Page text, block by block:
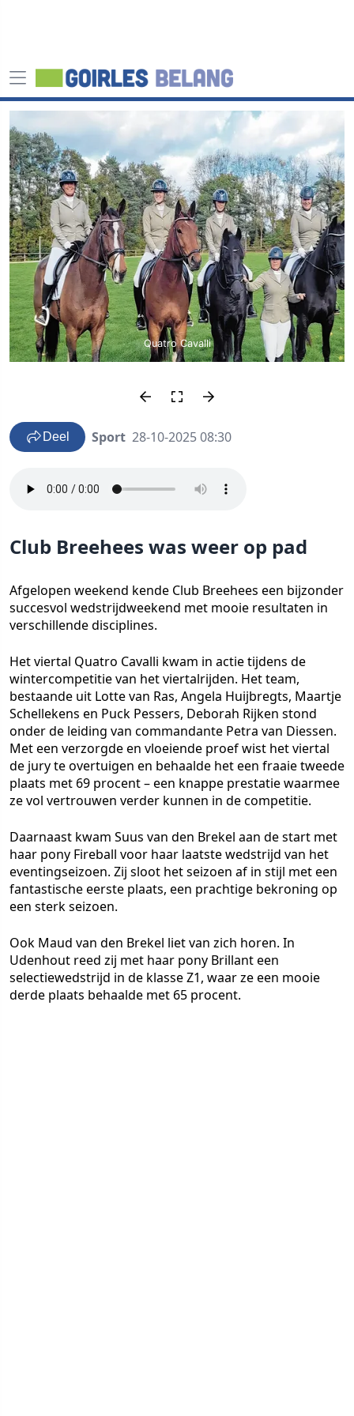
Quatro Cavalli
Deel Sport 28-10-2025 08:30
Club Breehees was weer op pad
Afgelopen weekend kende Club Breehees een bijzonder
succesvol wedstrijdweekend met mooie resultaten in
verschillende disciplines.
Het viertal Quatro Cavalli kwam in actie tijdens de
wintercompetitie van het viertalrijden. Het team,
bestaande uit Lotte van Ras, Angela Huijbregts, Maartje
Schellekens en Puck Pessers, Deborah Rijken stond
onder de leiding van commandante Petra van Diessen.
Met een verzorgde en vloeiende proef wist het viertal
de jury te overtuigen en behaalde het een fraaie tweede
plaats met 69 procent – een knappe prestatie waarmee
ze vol vertrouwen verder kunnen in de competitie.
Daarnaast kwam Suus van den Brekel aan de start met
haar pony Fireball voor haar laatste wedstrijd van het
eventingseizoen. Zij sloot het seizoen af in stijl met een
fantastische eerste plaats, een prachtige bekroning op
een sterk seizoen.
Ook Maud van den Brekel liet van zich horen. In
Udenhout reed zij met haar pony Brillant een
selectiewedstrijd in de klasse Z1, waar ze een mooie
derde plaats behaalde met 65 procent.